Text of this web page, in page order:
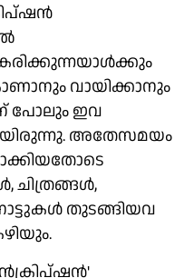
വായിക്കാനും
പോലും ഇവ
അതേസമയം
ചിത്രങ്ങൾ,
തുടങ്ങിയവ